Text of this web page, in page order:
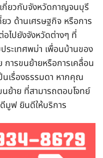
กี่ยวกับจังหวัดกาญจนบุรี
ว ด้านเศรษฐกิจ หรือการ
อไปยังจังหวัดต่างๆ ที่
ะเทศพม่า เพื่อนบ้านของ
ารขนย้ายหรือการเคลื่อน
นเรื่องธรรมดา หากคุณ
ย้าย ที่สามารถตอบโจทย์
มูฟ ยินดีให้บริการ